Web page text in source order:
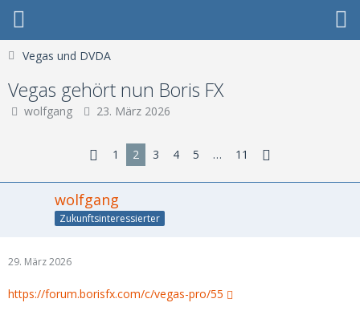
Vegas und DVDA
Vegas gehört nun Boris FX
wolfgang 23. März 2026
1 2 3 4 5 … 11
wolfgang
Zukunftsinteressierter
29. März 2026
https://forum.borisfx.com/c/vegas-pro/55